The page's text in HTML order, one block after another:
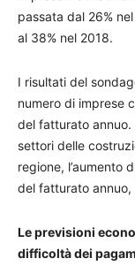
passata dal 26%
al 38% nel 2018.
I risultati del
numero di imprese
del fatturato annuo.
settori delle
regione, l’aumento
del fatturato
Le previsioni
difficoltà dei